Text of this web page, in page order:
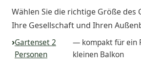
Wählen Sie die richtige Größe des
Ihre Gesellschaft und Ihren
Gartenset 2
Personen
— kompakt für ein
kleinen Balkon